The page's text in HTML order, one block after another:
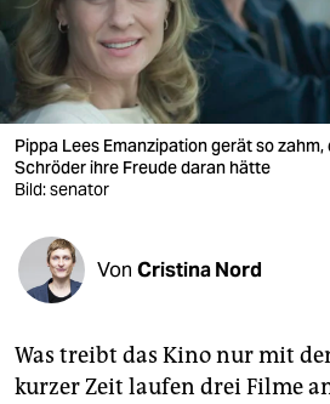
wahrheit
verlag
verlag
veranstaltungen
shop
fragen & hilfe
abo
Pippa Lees Emanzipation gerät so
Schröder ihre Freude daran hätte
Bild: senator
Von Cristina Nord
Was treibt das Kino nur mit
kurzer Zeit laufen drei Filme